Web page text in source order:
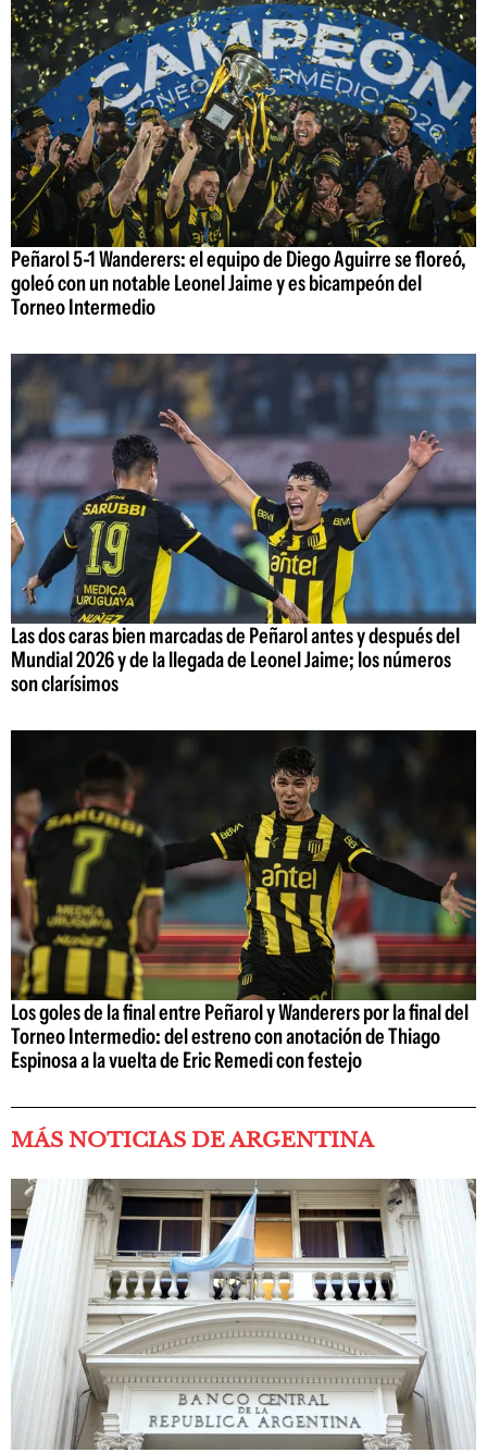
Peñarol 5-1 Wanderers: el equipo de Diego Aguirre se floreó,
goleó con un notable Leonel Jaime y es bicampeón del
Torneo Intermedio
Las dos caras bien marcadas de Peñarol antes y después del
Mundial 2026 y de la llegada de Leonel Jaime; los números
son clarísimos
Los goles de la final entre Peñarol y Wanderers por la final del
Torneo Intermedio: del estreno con anotación de Thiago
Espinosa a la vuelta de Eric Remedi con festejo
MÁS NOTICIAS DE ARGENTINA